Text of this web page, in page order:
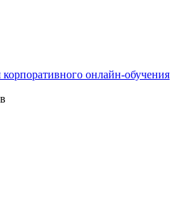
онлайн‑обучения